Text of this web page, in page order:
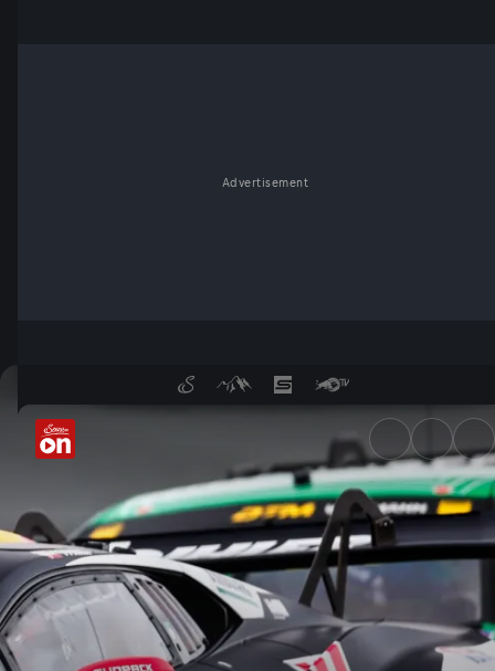
Advertisement
Norisring: Rennen 2 -